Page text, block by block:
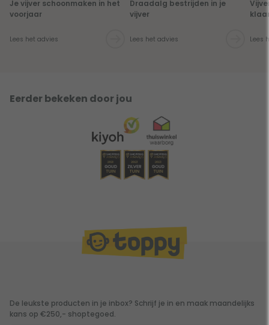
Je vijver schoonmaken in het
voorjaar
Lees het advies
Draadalg bestrijden in je
vijver
Lees het advies Lees
Eerder bekeken door jou
De leukste producten in je inbox? Schrijf je in en maak maandelijks
kans op €250,- shoptegoed.